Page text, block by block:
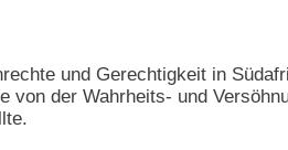
und Gerechtigkeit in
von der Wahrheits- und